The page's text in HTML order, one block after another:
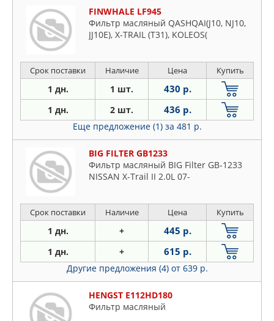
FINWHALE LF945
Фильтр масляный QASHQAI(J10, NJ10,
JJ10E), X-TRAIL (T31), KOLEOS(
Срок поставки Наличие Цена Купить
1 дн. 1 шт. 430 р.
1 дн. 2 шт. 436 р.
Еще предложение (1) за 481 р.
BIG FILTER GB1233
Фильтр масляный BIG Filter GB-1233
NISSAN X-Trail II 2.0L 07-
Срок поставки Наличие Цена Купить
1 дн. + 445 р.
1 дн. + 615 р.
Другие предложения (4) от 639 р.
HENGST E112HD180
Фильтр масляный